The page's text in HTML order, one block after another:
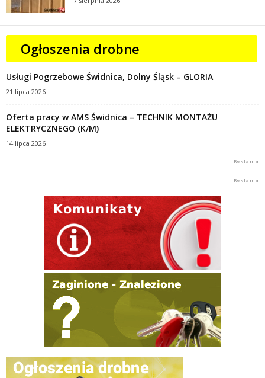
Ogłoszenia drobne
Usługi Pogrzebowe Świdnica, Dolny Śląsk – GLORIA
21 lipca 2026
Oferta pracy w AMS Świdnica – TECHNIK MONTAŻU
ELEKTRYCZNEGO (K/M)
14 lipca 2026